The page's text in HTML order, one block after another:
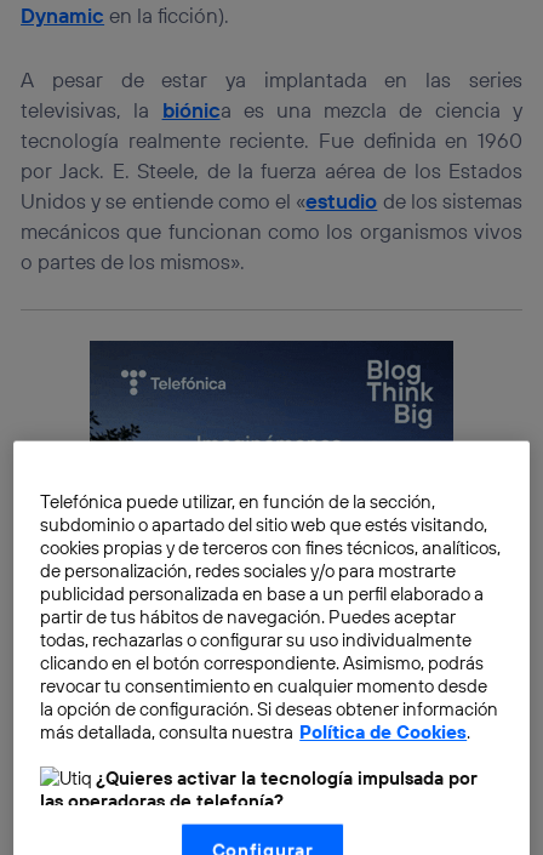
Dynamic en la ficción).
A pesar de estar ya implantada en las series
televisivas, la biónica es una mezcla de ciencia y
tecnología realmente reciente. Fue definida en 1960
por Jack. E. Steele, de la fuerza aérea de los Estados
Unidos y se entiende como el «estudio de los sistemas
mecánicos que funcionan como los organismos vivos
o partes de los mismos».
Estos nuevos avances son utilizados enmedicina, con
el objetivo de integrar la robótica en el cuidado de
nuestra salud. En los últimos años se han implantado
Telefónica puede utilizar, en función de la sección,
subdominio o apartado del sitio web que estés visitando,
cookies propias y de terceros con fines técnicos, analíticos,
de personalización, redes sociales y/o para mostrarte
publicidad personalizada en base a un perfil elaborado a
partir de tus hábitos de navegación. Puedes aceptar
todas, rechazarlas o configurar su uso individualmente
clicando en el botón correspondiente. Asimismo, podrás
revocar tu consentimiento en cualquier momento desde
la opción de configuración. Si deseas obtener información
más detallada, consulta nuestra Política de Cookies.
¿Quieres activar la tecnología impulsada por
las operadoras de telefonía?
Nosotros, Telefónica S.A., utilizamos la tecnología Utiq para
Configurar